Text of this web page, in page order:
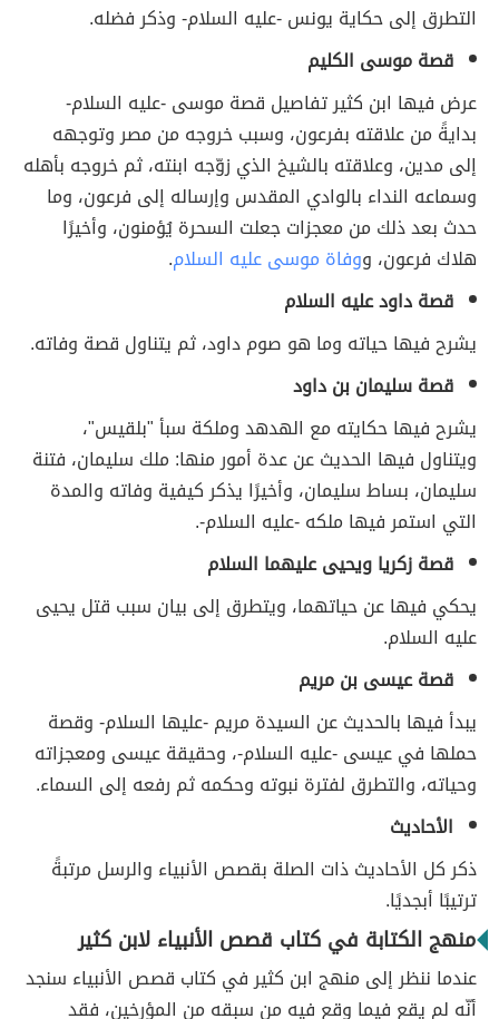
التطرق إلى حكاية يونس -عليه السلام- وذكر فضله.
قصة موسى الكليم
عرض فيها ابن كثير تفاصيل قصة موسى -عليه السلام-
بدايةً من علاقته بفرعون، وسبب خروجه من مصر وتوجهه
إلى مدين، وعلاقته بالشيخ الذي زوّجه ابنته، ثم خروجه بأهله
وسماعه النداء بالوادي المقدس وإرساله إلى فرعون، وما
حدث بعد ذلك من معجزات جعلت السحرة يُؤمنون، وأخيرًا
هلاك فرعون، ووفاة موسى عليه السلام.
قصة داود عليه السلام
يشرح فيها حياته وما هو صوم داود، ثم يتناول قصة وفاته.
قصة سليمان بن داود
يشرح فيها حكايته مع الهدهد وملكة سبأ "بلقيس"،
ويتناول فيها الحديث عن عدة أمور منها: ملك سليمان، فتنة
سليمان، بساط سليمان، وأخيرًا يذكر كيفية وفاته والمدة
التي استمر فيها ملكه -عليه السلام-.
قصة زكريا ويحيى عليهما السلام
يحكي فيها عن حياتهما، ويتطرق إلى بيان سبب قتل يحيى
عليه السلام.
قصة عيسى بن مريم
يبدأ فيها بالحديث عن السيدة مريم -عليها السلام- وقصة
حملها في عيسى -عليه السلام-، وحقيقة عيسى ومعجزاته
وحياته، والتطرق لفترة نبوته وحكمه ثم رفعه إلى السماء.
الأحاديث
ذكر كل الأحاديث ذات الصلة بقصص الأنبياء والرسل مرتبةً
ترتيبًا أبجديًا.
منهج الكتابة في كتاب قصص الأنبياء لابن كثير
عندما ننظر إلى منهج ابن كثير في كتاب قصص الأنبياء سنجد
أنّه لم يقع فيما وقع فيه من سبقه من المؤرخين، فقد